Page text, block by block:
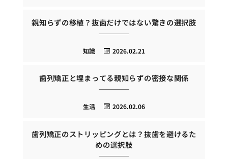
親知らずの移植？抜歯だけではない驚きの選択肢
2026.02.21
知識
歯列矯正と埋まってる親知らずの密接な関係
2026.02.06
生活
歯列矯正のストリッピングとは？抜歯を避けるた
めの選択肢